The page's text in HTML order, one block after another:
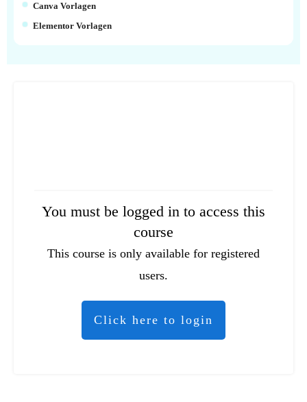
You must be logged in to access this
course
This course is only available for registered
users.
Click here to login
Canva Vorlagen
Elementor Vorlagen